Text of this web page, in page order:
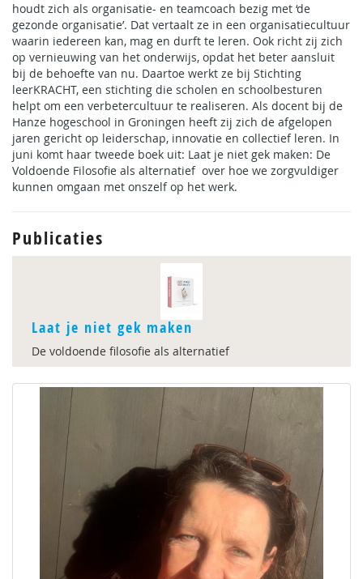
houdt zich als organisatie- en teamcoach bezig met ‘de
gezonde organisatie’. Dat vertaalt ze in een organisatiecultuur
waarin iedereen kan, mag en durft te leren. Ook richt zij zich
op vernieuwing van het onderwijs, opdat het beter aansluit
bij de behoefte van nu. Daartoe werkt ze bij Stichting
leerKRACHT, een stichting die scholen en schoolbesturen
helpt om een verbetercultuur te realiseren. Als docent bij de
Hanze hogeschool in Groningen heeft zij zich de afgelopen
jaren gericht op leiderschap, innovatie en collectief leren. In
juni komt haar tweede boek uit: Laat je niet gek maken: De
Voldoende Filosofie als alternatief over hoe we zorgvuldiger
kunnen omgaan met onszelf op het werk.
Publicaties
Laat je niet gek maken
De voldoende filosofie als alternatief